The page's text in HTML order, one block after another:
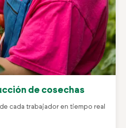
de cosechas
cada trabajador en tiempo real